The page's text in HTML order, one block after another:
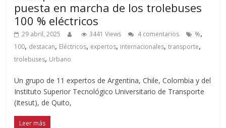
puesta en marcha de los trolebuses
100 % eléctricos
29 abril, 2025 3441 Views 4 comentarios %,
100, destacan, Eléctricos, expertos, internacionales,transporte,
trolebuses, Urbano
Un grupo de 11 expertos de Argentina, Chile, Colombia y del
Instituto Superior Tecnológico Universitario de Transporte
(Itesut), de Quito,
Leer más